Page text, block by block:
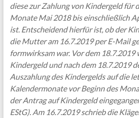
diese zur Zahlung von Kindergeld für
Monate Mai 2018 bis einschließlich
ist. Entscheidend hierfür ist, ob der
die Mutter am 16.7.2019 per E-Mail
formwirksam war. Vor dem 18.7.2019
Kindergeld und nach dem 18.7.2019
Auszahlung des Kindergelds auf die
Kalendermonate vor Beginn des
der Antrag auf Kindergeld
EStG). Am 16.7.2019 schrieb die